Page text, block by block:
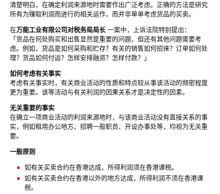
清楚明白，在确定利润来源地时需要作出广泛考虑。正确的方法是研究
所有为赚取利润而进行的相关运作，而并非单单考虑货品的买卖。
在万能工业有限公司对税务局局长 一案中，上诉法院特别提出：
「货品在何处购买和出售显然是重要的问题，但还有其他问题需要考
虑。例如，货品是如何采购和贮存？有关的销售如何招徕？订单如何处
理？货品如何付运？怎样安排融资？怎样付款？」
如何考虑有关事实
考虑有关事实时，有关商业活动的性质和特点较从事该活动的频密程度
更为重要。该等活动与有关利润的因果关系才是决定性的因素。
无关重要的事实
在确立一项商业活动的利润来源地时，与该商业活动没有直接关系的事
实，例如租用办公地方、招聘一般职员、开设办事处等，均视为无关重
要。
一般原则
如有关买卖合约在香港达成，所得利润须在香港课税。
如有关买卖合约在香港以外的地方达成，所得利润不须在香港课
税。